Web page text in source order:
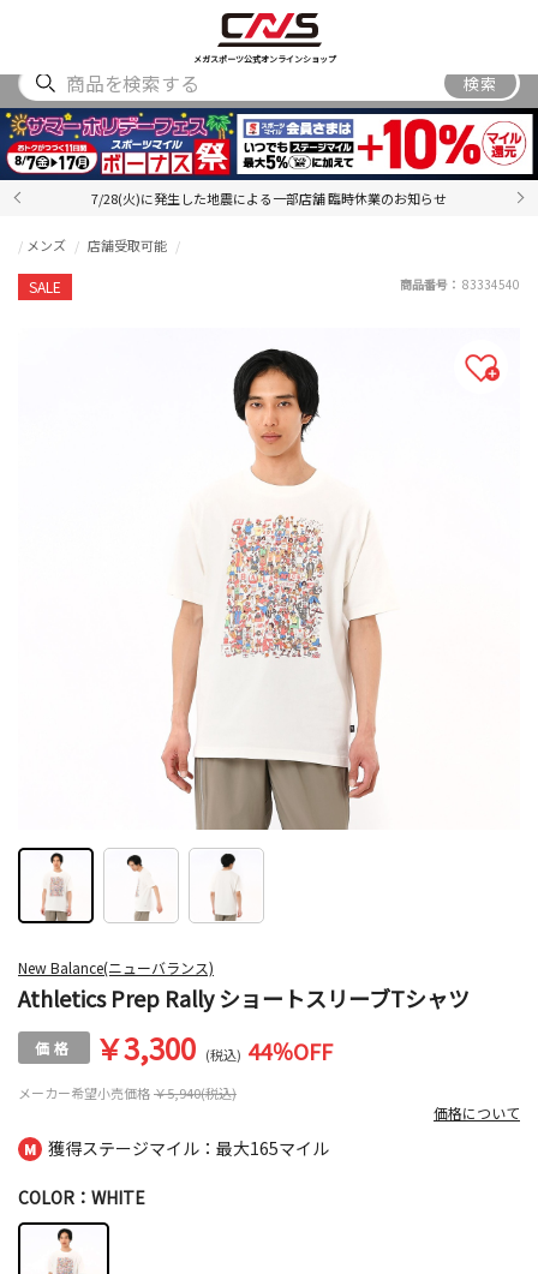
メガスポーツ公式オンラインショップ
ACCESSORY
検索
7/28(火)に発生した地震による一部店舗 臨時休業のお知らせ
獲得ステージマイル：最大165マイル
New Balance(ニューバランス)
Athletics Prep Rally ショートスリーブTシャツ
SALE
メンズ 店舗受取可能
メーカー希望小売価格￥5,940(税込)
￥3,300 (税込) 44％OFF
価格について
商品番号： 83334540
COLOR：WHITE